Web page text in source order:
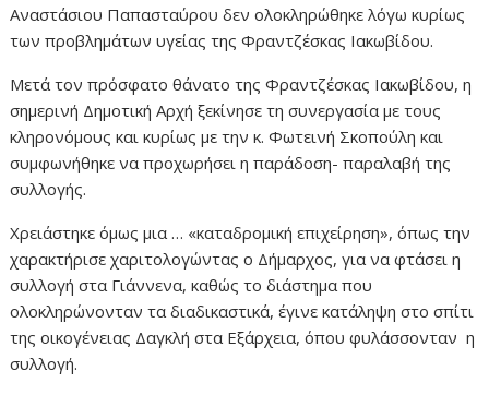
Αναστάσιου Παπασταύρου δεν ολοκληρώθηκε λόγω κυρίως
των προβλημάτων υγείας της Φραντζέσκας Ιακωβίδου.
Μετά τον πρόσφατο θάνατο της Φραντζέσκας Ιακωβίδου, η
σημερινή Δημοτική Αρχή ξεκίνησε τη συνεργασία με τους
κληρονόμους και κυρίως με την κ. Φωτεινή Σκοπούλη και
συμφωνήθηκε να προχωρήσει η παράδοση- παραλαβή της
συλλογής.
Χρειάστηκε όμως μια … «καταδρομική επιχείρηση», όπως την
χαρακτήρισε χαριτολογώντας ο Δήμαρχος, για να φτάσει η
συλλογή στα Γιάννενα, καθώς το διάστημα που
ολοκληρώνονταν τα διαδικαστικά, έγινε κατάληψη στο σπίτι
της οικογένειας Δαγκλή στα Εξάρχεια, όπου φυλάσσονταν η
συλλογή.